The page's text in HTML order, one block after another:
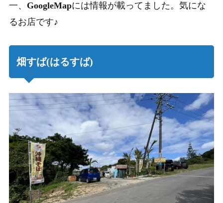
一、 GoogleMapには情報が載ってました。気にな
るお店です♪
畑すば(はるすば)